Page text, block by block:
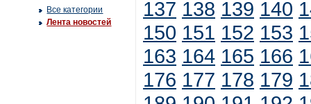
Все категории
Лента новостей
137 138 139 140
150 151 152 153
163 164 165 166
176 177 178 179